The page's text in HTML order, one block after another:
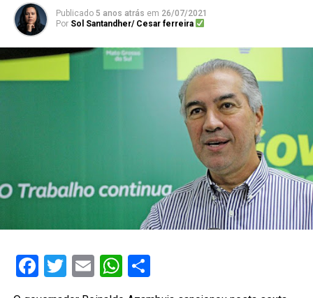
Publicado 5 anos atrás em 26/07/2021
Por Sol Santandher/ Cesar ferreira
Facebook
Twitter
EmailWhatsApp
Share